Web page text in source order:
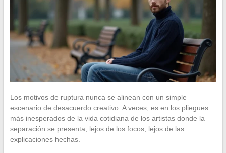
Los motivos de ruptura nunca se alinean con un simple
escenario de desacuerdo creativo. A veces, es en los pliegues
más inesperados de la vida cotidiana de los artistas donde la
separación se presenta, lejos de los focos, lejos de las
explicaciones hechas.